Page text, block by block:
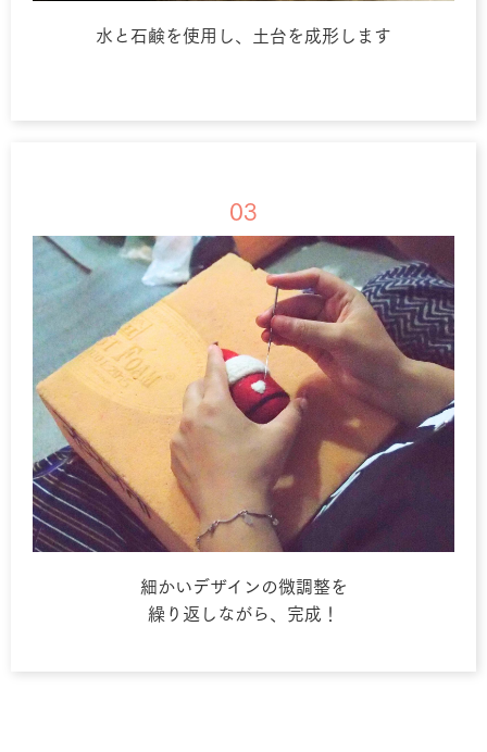
水と石鹸を使用し、土台を成形します
03
細かいデザインの微調整を
繰り返しながら、完成！